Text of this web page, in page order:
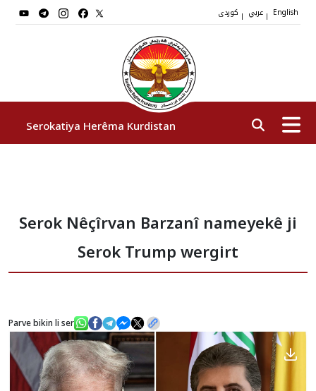
| | English
Serokatiya Herêma Kurdistan
Cîgirên Serok
Stafê Serokatiyê
Sazî
Nûçe
Serok Nêçîrvan Barzanî nameyekê ji
Serok Trump wergirt
Parve bikin li ser